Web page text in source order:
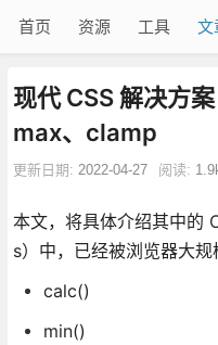
首页 资源 工具 文
现代 CSS 解决方
max、clamp
更新日期: 2022-04-27 阅读:
本文，将具体介绍其中的
s）中，已经被浏览器大规
calc()
min()